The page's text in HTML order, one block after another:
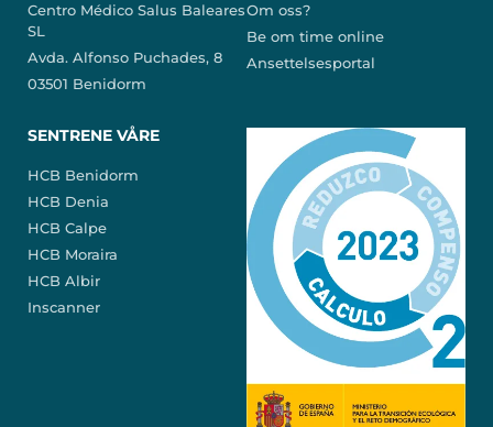
Centro Médico Salus Baleares
SL
Avda. Alfonso Puchades, 8
03501 Benidorm
Om oss?
Be om time online
Ansettelsesportal
SENTRENE VÅRE
HCB Benidorm
HCB Denia
HCB Calpe
HCB Moraira
HCB Albir
Inscanner